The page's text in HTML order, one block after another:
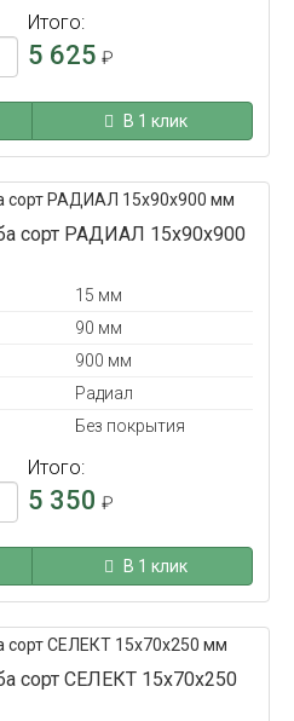
Итого:
5 625 ₽
В 1 клик
сорт РАДИАЛ 15x90x900
15 мм
90 мм
900 мм
Радиал
Без покрытия
Итого:
5 350 ₽
В 1 клик
сорт СЕЛЕКТ 15x70x250